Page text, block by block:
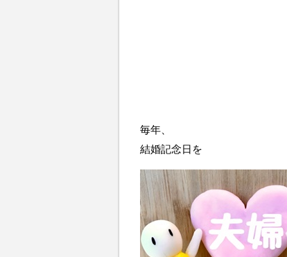
毎年、
結婚記念日を